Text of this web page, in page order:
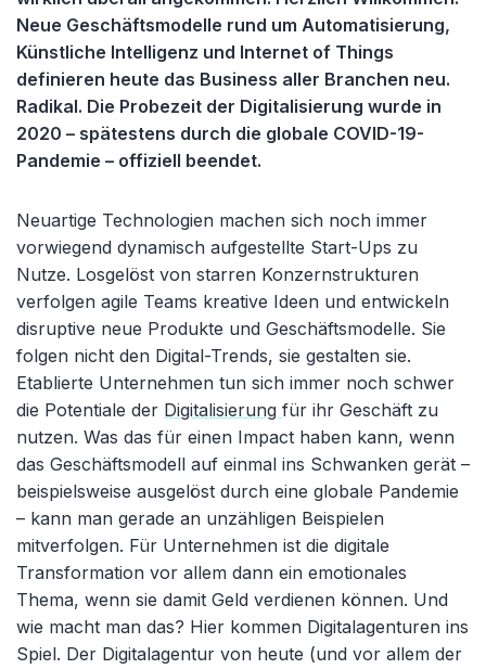
Neue Geschäftsmodelle rund um Automatisierung,
Künstliche Intelligenz und Internet of Things
definieren heute das Business aller Branchen neu.
Radikal. Die Probezeit der Digitalisierung wurde in
2020 – spätestens durch die globale COVID-19-
Pandemie – offiziell beendet.
Neuartige Technologien machen sich noch immer
vorwiegend dynamisch aufgestellte Start-Ups zu
Nutze. Losgelöst von starren Konzernstrukturen
verfolgen agile Teams kreative Ideen und entwickeln
disruptive neue Produkte und Geschäftsmodelle. Sie
folgen nicht den Digital-Trends, sie gestalten sie.
Etablierte Unternehmen tun sich immer noch schwer
die Potentiale der Digitalisierung für ihr Geschäft zu
nutzen. Was das für einen Impact haben kann, wenn
das Geschäftsmodell auf einmal ins Schwanken gerät –
beispielsweise ausgelöst durch eine globale Pandemie
– kann man gerade an unzähligen Beispielen
mitverfolgen. Für Unternehmen ist die digitale
Transformation vor allem dann ein emotionales
Thema, wenn sie damit Geld verdienen können. Und
wie macht man das? Hier kommen Digitalagenturen ins
Spiel. Der Digitalagentur von heute (und vor allem der